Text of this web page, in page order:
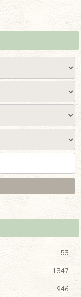
53
1,347
946